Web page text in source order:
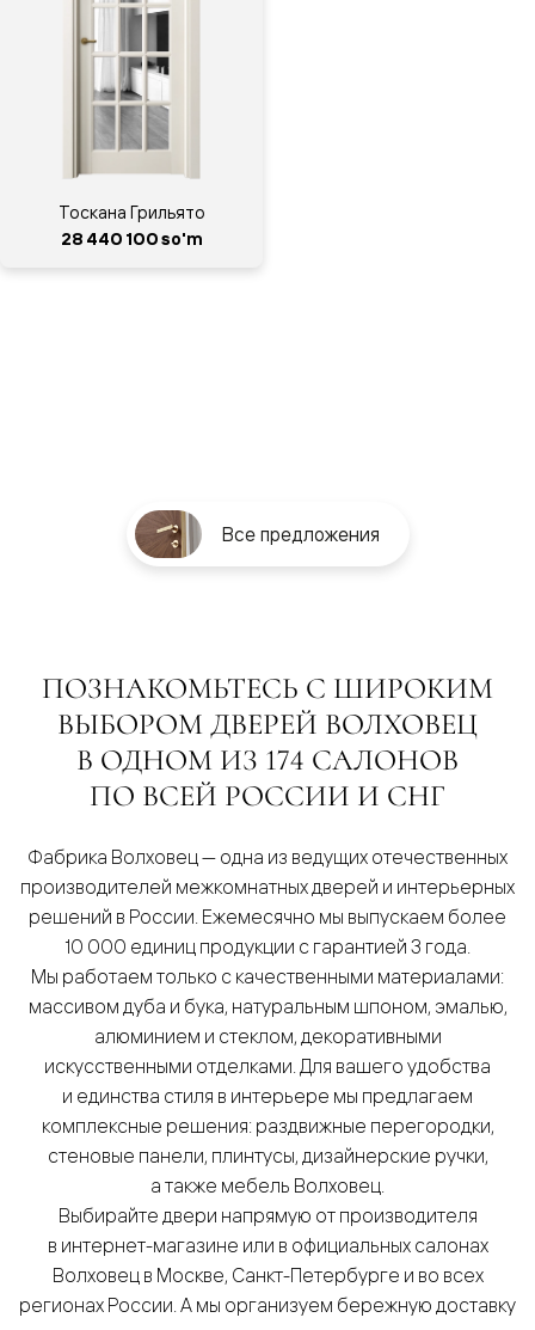
Тоскана Грильято
28 440 100 so'm
Все предложения
ПОЗНАКОМЬТЕСЬ С ШИРОКИМ
ВЫБОРОМ ДВЕРЕЙ ВОЛХОВЕЦ
В ОДНОМ ИЗ 174 САЛОНОВ
ПО ВСЕЙ РОССИИ И СНГ
Фабрика Волховец — одна из ведущих отечественных
производителей межкомнатных дверей и интерьерных
решений в России. Ежемесячно мы выпускаем более
10 000 единиц продукции с гарантией 3 года.
Мы работаем только с качественными материалами:
массивом дуба и бука, натуральным шпоном, эмалью,
алюминием и стеклом, декоративными
искусственными отделками. Для вашего удобства
и единства стиля в интерьере мы предлагаем
комплексные решения: раздвижные перегородки,
стеновые панели, плинтусы, дизайнерские ручки,
а также мебель Волховец.
Выбирайте двери напрямую от производителя
в интернет-магазине или в официальных салонах
Волховец в Москве, Санкт-Петербурге и во всех
регионах России. А мы организуем бережную доставку